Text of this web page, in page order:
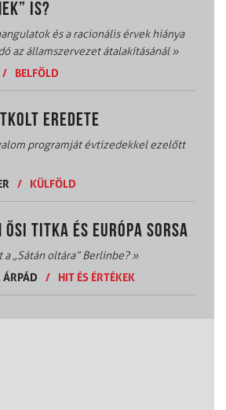
IS?
és a racionális érvek hiánya
az államszervezet átalakításánál»
/ BELFÖLD
EREDETE
programját évtizedekkel ezelőtt
/ KÜLFÖLD
ŐSI TITKA ÉS EURÓPA SORSA
„Sátán oltára” Berlinbe?»
ÁRPÁD
/ HIT ÉS ÉRTÉKEK